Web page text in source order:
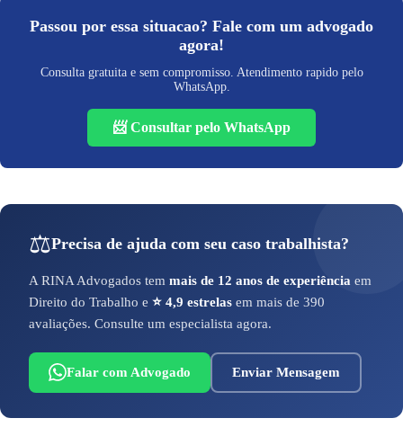
Passou por essa situacao? Fale com um advogado
agora!
Consulta gratuita e sem compromisso. Atendimento rapido pelo
WhatsApp.
📨 Consultar pelo WhatsApp
⚖️Precisa de ajuda com seu caso trabalhista?
A RINA Advogados tem mais de 12 anos de experiência em
Direito do Trabalho e ⭐ 4,9 estrelas em mais de 390
avaliações. Consulte um especialista agora.
Falar com Advogado Enviar Mensagem